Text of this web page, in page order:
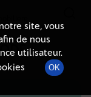
site, vous
de nous
utilisateur.
OK